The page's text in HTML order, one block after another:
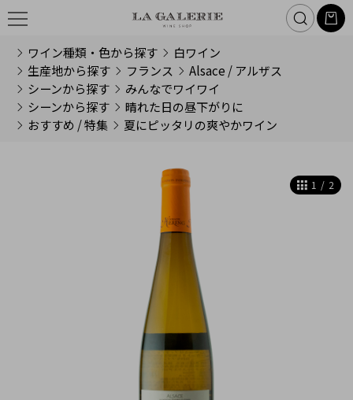
ワイン種類・色から探す
白ワイン
生産地から探す
フランス
Alsace / アルザス
シーンから探す
みんなでワイワイ
シーンから探す
晴れた日の昼下がりに
おすすめ / 特集
夏にピッタリの爽やかワイン
1 / 2